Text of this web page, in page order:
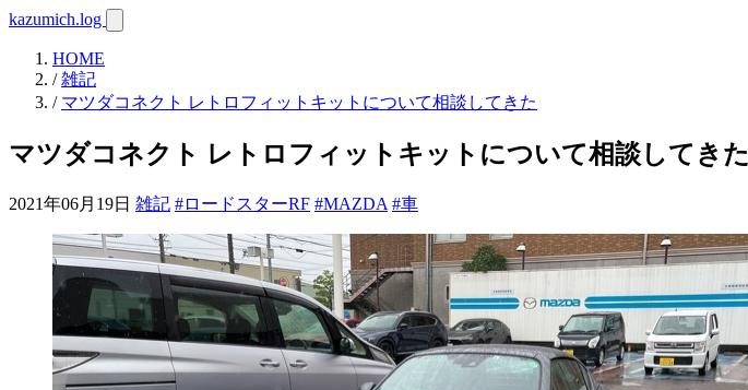
kazumich.log
HOME
/雑記
/ マツダコネクト レトロフィットキットについて相談してきた
マツダコネクト レトロフィットキットについて相談してきた
2021年06月19日 雑記 #ロードスターRF #MAZDA #車